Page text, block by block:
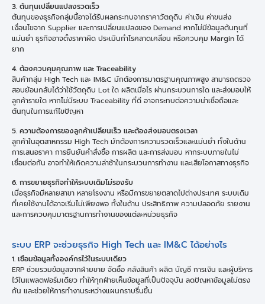
3. ต้นทุนเปลี่ยนแปลงรวดเร็ว
ต้นทุนของธุรกิจกลุ่มนี้อาจได้รับผลกระทบจากราคาวัตถุดิบ ค่าเงิน ค่าขนส่ง
เงื่อนไขจาก Supplier และการเปลี่ยนแปลงของ Demand หากไม่มีข้อมูลต้นทุนที่
แม่นยำ ธุรกิจอาจตั้งราคาผิด ประเมินกำไรคลาดเคลื่อน หรือควบคุม Margin ได้
ยาก
4. ต้องควบคุมคุณภาพ และ Traceability
สินค้ากลุ่ม High Tech และ IM&C มักต้องการมาตรฐานคุณภาพสูง สามารถตรวจ
สอบย้อนกลับได้ว่าใช้วัตถุดิบ Lot ใด ผลิตเมื่อไร ผ่านกระบวนการใด และส่งมอบให้
ลูกค้ารายใด หากไม่มีระบบ Traceability ที่ดี อาจกระทบต่อความน่าเชื่อถือและ
ต้นทุนในการแก้ไขปัญหา
5. ความต้องการของลูกค้าเปลี่ยนเร็ว และต้องส่งมอบตรงเวลา
ลูกค้าในอุตสาหกรรม High Tech มักต้องการความรวดเร็วและแม่นยำ ทั้งในด้าน
การเสนอราคา การยืนยันคำสั่งซื้อ การผลิต และการส่งมอบ หากระบบภายในไม่
เชื่อมต่อกัน อาจทำให้เกิดความล่าช้าในกระบวนการทำงาน และเสียโอกาสทางธุรกิจ
6. การขยายธุรกิจทำให้ระบบเดิมไม่รองรับ
เมื่อธุรกิจมีหลายสาขา หลายโรงงาน หรือมีการขยายตลาดไปต่างประเทศ ระบบเดิม
ที่เคยใช้งานได้อาจเริ่มไม่เพียงพอ ทั้งในด้าน ประสิทธิภาพ ความปลอดภัย รายงาน
และการควบคุมมาตรฐานการทำงานของแต่ละหน่วยธุรกิจ
ระบบ ERP จะช่วยธุรกิจ High Tech และ IM&C ได้อย่างไร
1. เชื่อมข้อมูลทั้งองค์กรไว้ในระบบเดียว
ERP ช่วยรวมข้อมูลจากฝ่ายขาย จัดซื้อ คลังสินค้า ผลิต บัญชี การเงิน และผู้บริหาร
ไว้ในแพลตฟอร์มเดียว ทำให้ทุกฝ่ายเห็นข้อมูลที่เป็นปัจจุบัน ลดปัญหาข้อมูลไม่ตรง
กัน และช่วยให้การทำงานระหว่างแผนกราบรื่นขึ้น